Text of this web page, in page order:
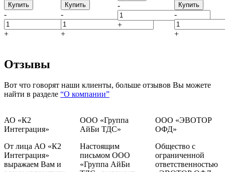
Купить
-
+
Купить
-
+
-
+
Купить
-
+
Отзывы
Вот что говорят наши клиенты, больше отзывов Вы можете
найти в разделе “О компании”
АО «К2
Интеграция»
От лица АО «К2
Интеграция»
выражаем Вам и
ООО «Группа
АйБи ТДС»
Настоящим
письмом ООО
«Группа АйБи
ООО «ЭВОТОР
ОФД»
Общество с
ограниченной
ответственностью